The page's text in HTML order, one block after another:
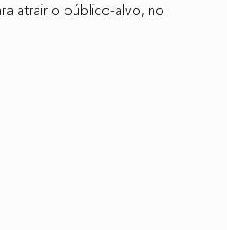
atrair o público-alvo, no